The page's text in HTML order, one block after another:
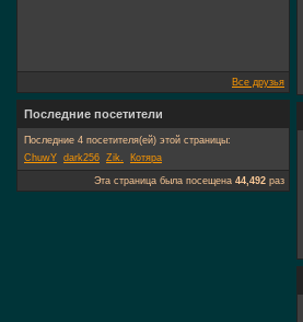
Все друзья
Последние посетители
Последние 4 посетителя(ей) этой страницы:
ChuwY dark256 Zik. Котяра
Эта страница была посещена 44,492 раз